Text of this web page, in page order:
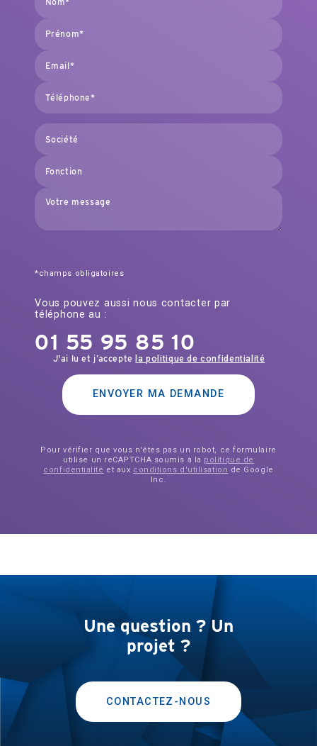
*champs obligatoires
Vous pouvez aussi nous contacter par
téléphone au :
01 55 95 85 10
J'ai lu et j’accepte la politique de confidentialité
ENVOYER MA DEMANDE
Pour vérifier que vous n'êtes pas un robot, ce formulaire
utilise un reCAPTCHA soumis à la politique de
confidentialité et aux conditions d'utilisation de Google
Inc.
Une question ? Un
projet ?
CONTACTEZ-NOUS